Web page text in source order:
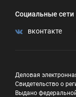
Социальные сети
вконтакте
Деловая
Свидетельство о
Выдано